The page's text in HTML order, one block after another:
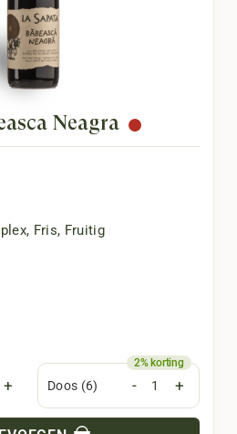
Neagră
, Fris, Fruitig
+ Doos (6) - +